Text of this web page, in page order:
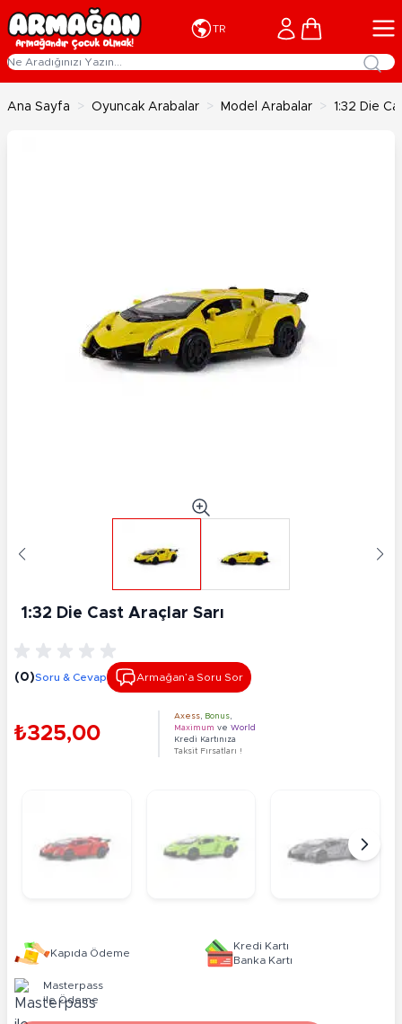
İçeriğe geç
TR Cart
Ana Sayfa > Oyuncak Arabalar > Model Arabalar > 1:32 Die
1:32 Die Cast Araçlar Sarı
(0)Soru & Cevap Armağan’a Soru Sor
₺325,00
Axess Bonus
Maximum ve World
Kredi Kartınıza
Taksit Fırsatları !
Kapıda Ödeme
Kredi Kartı
Banka Kartı
Masterpass
ile Ödeme